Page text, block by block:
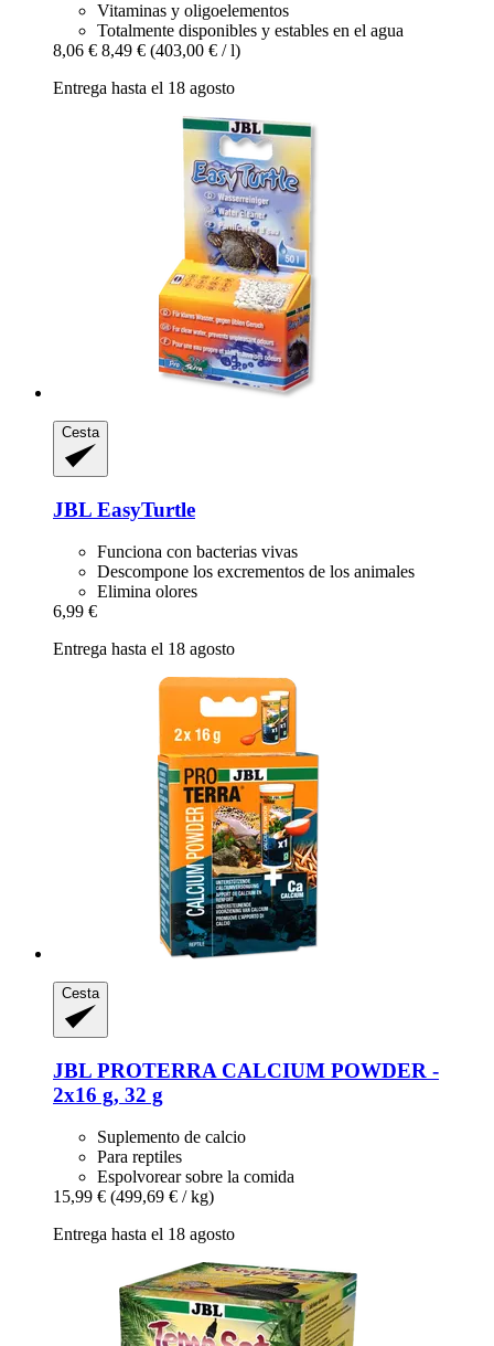
Vitaminas y oligoelementos
Totalmente disponibles y estables en el agua
8,06 € 8,49 € (403,00 € / l)
Entrega hasta el 18 agosto
Cesta
JBL EasyTurtle
Funciona con bacterias vivas
Descompone los excrementos de los animales
Elimina olores
6,99 €
Entrega hasta el 18 agosto
Cesta
JBL PROTERRA CALCIUM POWDER -​
2x16 g, 32 g
Suplemento de calcio
Para reptiles
Espolvorear sobre la comida
15,99 € (499,69 € / kg)
Entrega hasta el 18 agosto